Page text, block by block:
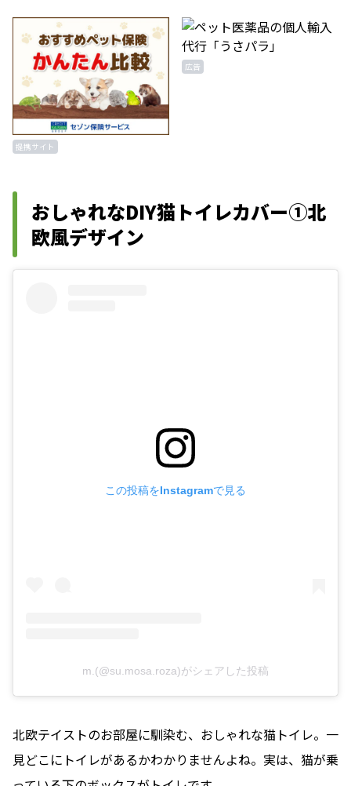
提携サイト
広告
おしゃれなDIY猫トイレカバー①北
欧風デザイン
この投稿をInstagramで見る
m.(@su.mosa.roza)がシェアした投稿
北欧テイストのお部屋に馴染む、おしゃれな猫トイレ。一
見どこにトイレがあるかわかりませんよね。実は、猫が乗